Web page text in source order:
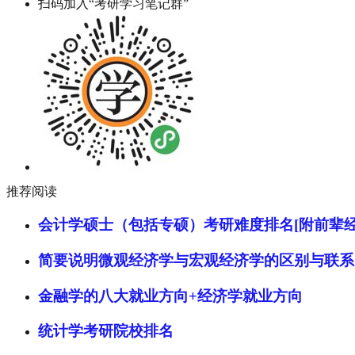
扫码加入“考研学习笔记群”
推荐阅读
会计学硕士（包括专硕）考研难度排名[附前辈
简要说明微观经济学与宏观经济学的区别与联系
金融学的八大就业方向+经济学就业方向
统计学考研院校排名